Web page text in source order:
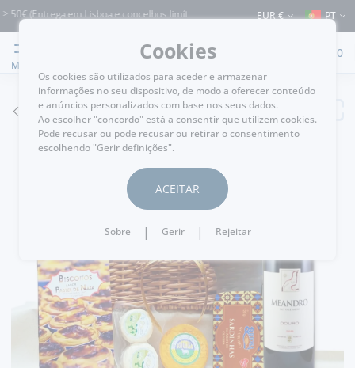
(Entrega em Lisboa e concelhos limítrofes) ⚠️ Envios para Portugal e para o
EUR € PT
MENU
0
VOLTAR
Cookies
Os cookies são utilizados para aceder e armazenar
informações no seu dispositivo, de modo a oferecer conteúdo
e anúncios personalizados com base nos seus dados.
Ao escolher "concordo" está a consentir que utilizem cookies.
Pode recusar ou pode recusar ou retirar o consentimento
escolhendo "Gerir definições".
ACEITAR
Sobre | Gerir | Rejeitar